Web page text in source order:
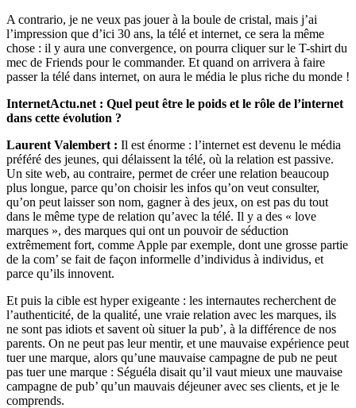
A contrario, je ne veux pas jouer à la boule de cristal, mais j’ai
l’impression que d’ici 30 ans, la télé et internet, ce sera la même
chose : il y aura une convergence, on pourra cliquer sur le T-shirt du
mec de Friends pour le commander. Et quand on arrivera à faire
passer la télé dans internet, on aura le média le plus riche du monde !
InternetActu.net : Quel peut être le poids et le rôle de l’internet
dans cette évolution ?
Laurent Valembert : Il est énorme : l’internet est devenu le média
préféré des jeunes, qui délaissent la télé, où la relation est passive.
Un site web, au contraire, permet de créer une relation beaucoup
plus longue, parce qu’on choisir les infos qu’on veut consulter,
qu’on peut laisser son nom, gagner à des jeux, on est pas du tout
dans le même type de relation qu’avec la télé. Il y a des « love
marques », des marques qui ont un pouvoir de séduction
extrêmement fort, comme Apple par exemple, dont une grosse partie
de la com’ se fait de façon informelle d’individus à individus, et
parce qu’ils innovent.
Et puis la cible est hyper exigeante : les internautes recherchent de
l’authenticité, de la qualité, une vraie relation avec les marques, ils
ne sont pas idiots et savent où situer la pub’, à la différence de nos
parents. On ne peut pas leur mentir, et une mauvaise expérience peut
tuer une marque, alors qu’une mauvaise campagne de pub ne peut
pas tuer une marque : Séguéla disait qu’il vaut mieux une mauvaise
campagne de pub’ qu’un mauvais déjeuner avec ses clients, et je le
comprends.